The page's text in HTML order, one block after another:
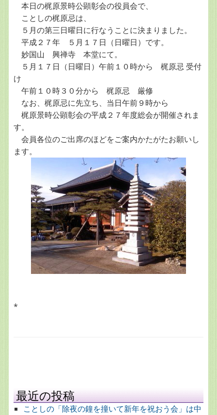
最近の投稿
ことしの「除夜の鐘を撞いて新年を祝おう会」は中
本日の梶原景時公顕彰会の役員会で、
ことしの梶原忌は、
５月の第三日曜日に行なうことに決まりました。
平成２７年 ５月１７日（日曜日）です。
妙国山 興禅寺 本堂にて。
５月１７日（日曜日）午前１０時から 梶原忌 受付
け
午前１０時３０分から 梶原忌 厳修
なお、梶原忌に先立ち、当日午前９時から
梶原景時公顕彰会の平成２７年度総会が開催されま
す。
会員各位のご出席のほどをご案内かたがたお願いし
ます。
*